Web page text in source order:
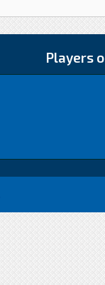
Players